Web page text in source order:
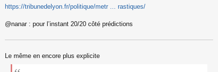
https://tribunedelyon.fr/politique/metr ... rastiques/
@nanar : pour l’instant 20/20 côté prédictions
Le même en encore plus explicite